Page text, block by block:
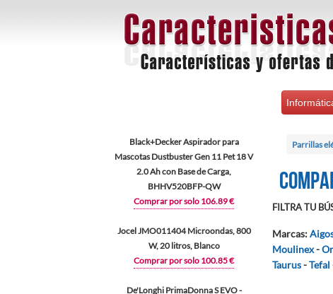
Black+Decker Aspirador para
Mascotas Dustbuster Gen 11 Pet 18 V
2.0 Ah con Base de Carga,
BHHV520BFP-QW
Comprar por solo 106.89 €
Jocel JMO011404 Microondas, 800
W, 20 litros, Blanco
Comprar por solo 100.85 €
De'Longhi PrimaDonna S EVO -
Parrillas
FILTRA TU
Marcas:
Moulinex-
Taurus-Tefal